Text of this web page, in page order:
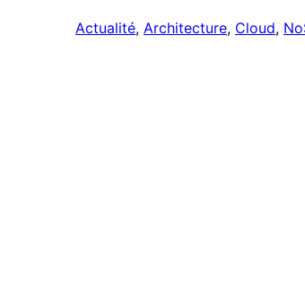
Actualité, Architecture, Cloud,